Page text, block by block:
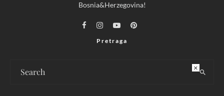
Bosnia&Herzegovina!
Pretraga
×